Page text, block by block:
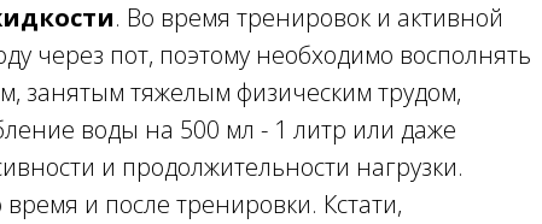
. Во время тренировок и активной
через пот, поэтому необходимо восполнять
занятым тяжелым физическим трудом,
воды на 500 мл - 1 литр или даже
и продолжительности нагрузки.
и после тренировки. Кстати,